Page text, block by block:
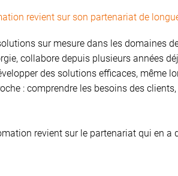
revient sur son partenariat de
sur mesure dans les domaines
collabore depuis plusieurs années
des solutions efficaces, même
: comprendre les besoins des
revient sur le partenariat qui en